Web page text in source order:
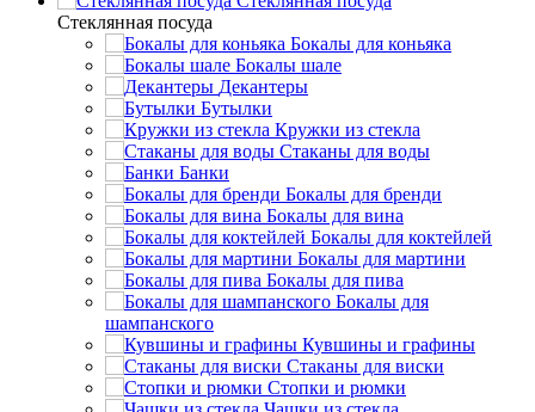
Стеклянная посуда
Бокалы для коньяка
Бокалы шале
Декантеры
Бутылки
Кружки из стекла
Стаканы для воды
Банки
Бокалы для бренди
Бокалы для вина
Бокалы для коктейлей
Бокалы для мартини
Бокалы для пива
Бокалы для
шампанского
Кувшины и графины
Стаканы для виски
Стопки и рюмки